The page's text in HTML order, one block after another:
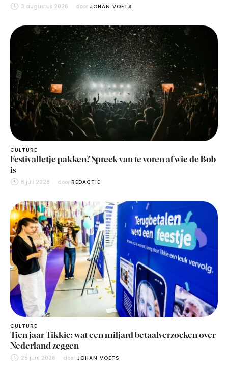
3 augustus 2026 door JOHAN VOETS
CULTURE
Festivalletje pakken? Spreek van te voren af wie de Bob
is
8 juli 2026 door REDACTIE
CULTURE
Tien jaar Tikkie: wat een miljard betaalverzoeken over
Nederland zeggen
25 juni 2026 door JOHAN VOETS